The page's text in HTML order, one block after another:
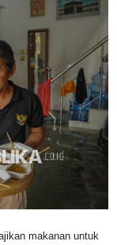
makanan untuk